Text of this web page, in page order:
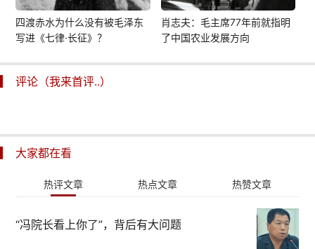
四渡赤水为什么没有被毛泽东
写进《七律·长征》？
肖志夫：毛主席77年前就指明
了中国农业发展方向
评论（我来首评..）
大家都在看
热评文章 热点文章 热赞文章
“冯院长看上你了”，背后有大问题